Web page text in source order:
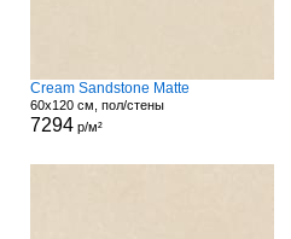
Cream Sandstone Matte
60x120 см, пол/стены
7294 р/м²